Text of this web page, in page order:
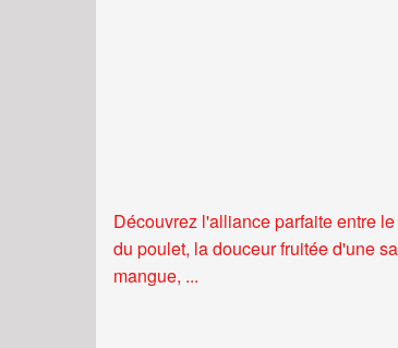
Découvrez l'alliance parfaite entre
du poulet, la douceur fruitée d'une
mangue, ...